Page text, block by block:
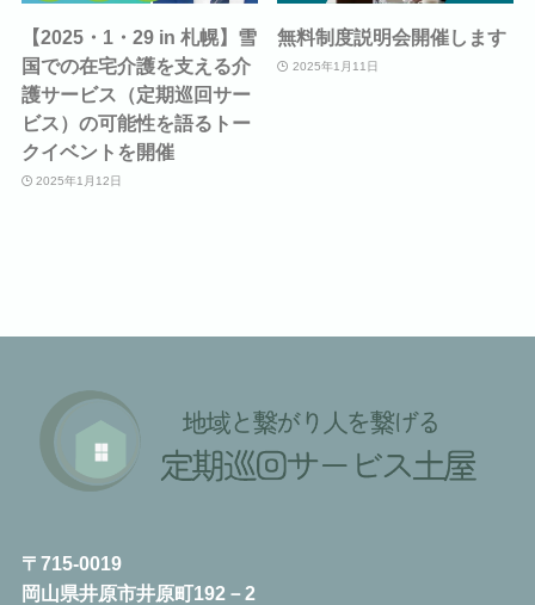
【2025・1・29 in 札幌】雪
国での在宅介護を支える介
護サービス（定期巡回サー
ビス）の可能性を語るトー
クイベントを開催
2025年1月12日
無料制度説明会開催します
2025年1月11日
〒715-0019
岡山県井原市井原町192－2